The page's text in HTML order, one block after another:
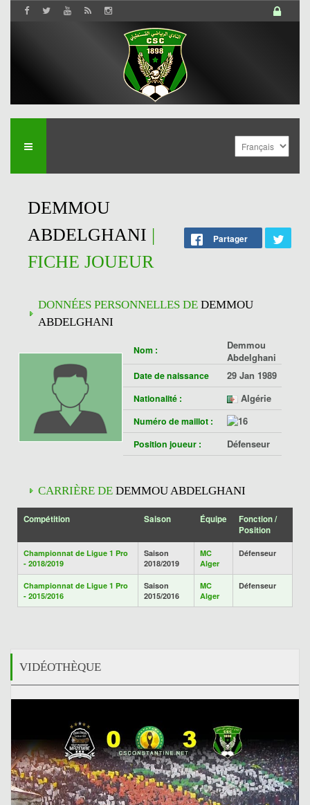
DEMMOU
ABDELGHANI |
FICHE JOUEUR
Partager
DONNÉES PERSONNELLES DE DEMMOU
ABDELGHANI
Nom :
Demmou
Abdelghani
Date de naissance 29 Jan 1989
Nationalité : Algérie
Numéro de maillot :
Position joueur :
Défenseur
CARRIÈRE DE DEMMOU ABDELGHANI
Compétition Saison Équipe
Fonction /
Position
Championnat de Ligue 1 Pro
- 2018/2019
Saison
2018/2019
MC
Alger
Défenseur
Championnat de Ligue 1 Pro
- 2015/2016
Saison
2015/2016
MC
Alger
Défenseur
VIDÉOTHÈQUE